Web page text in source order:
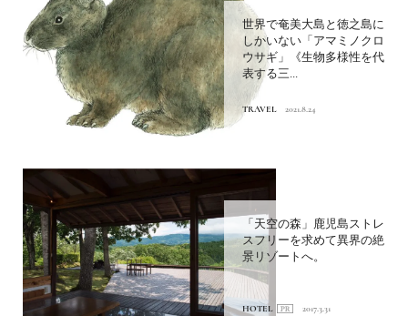
世界で奄美大島と徳之島に
しかいない「アマミノクロ
ウサギ」《生物多様性を代
表する三...
TRAVEL 2021.8.24
「天空の森」鹿児島ストレ
スフリーを求めて異界の絶
景リゾートへ。
HOTEL 2017.3.31